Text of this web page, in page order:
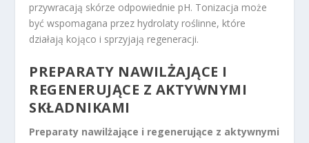
przywracają skórze odpowiednie pH. Tonizacja może
być wspomagana przez hydrolaty roślinne, które
działają kojąco i sprzyjają regeneracji.
PREPARATY NAWILŻAJĄCE I
REGENERUJĄCE Z AKTYWNYMI
SKŁADNIKAMI
Preparaty nawilżające i regenerujące z aktywnymi